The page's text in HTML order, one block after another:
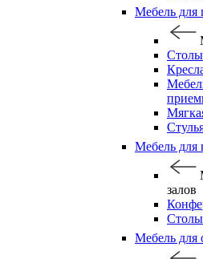
Мебель для
Столы
Мебель для
залов
Мебель для